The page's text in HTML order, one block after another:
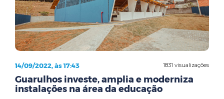
1831 visualizações
14/09/2022, às 17:43
Guarulhos investe, amplia e moderniza
instalações na área da educação